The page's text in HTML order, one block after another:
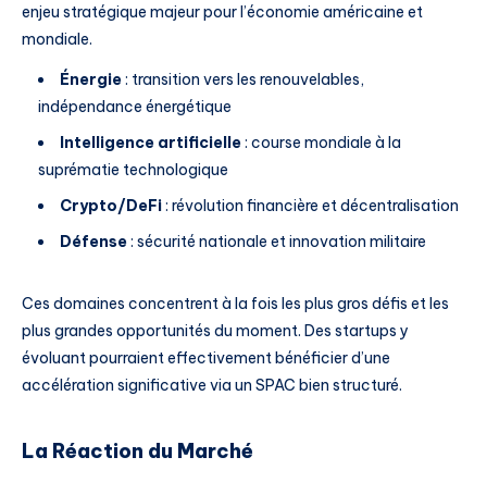
enjeu stratégique majeur pour l’économie américaine et
mondiale.
Énergie: transition vers les renouvelables,
indépendance énergétique
Intelligence artificielle: course mondiale à la
suprématie technologique
Crypto/DeFi: révolution financière et décentralisation
Défense: sécurité nationale et innovation militaire
Ces domaines concentrent à la fois les plus gros défis et les
plus grandes opportunités du moment. Des startups y
évoluant pourraient effectivement bénéficier d’une
accélération significative via un SPAC bien structuré.
La Réaction du Marché